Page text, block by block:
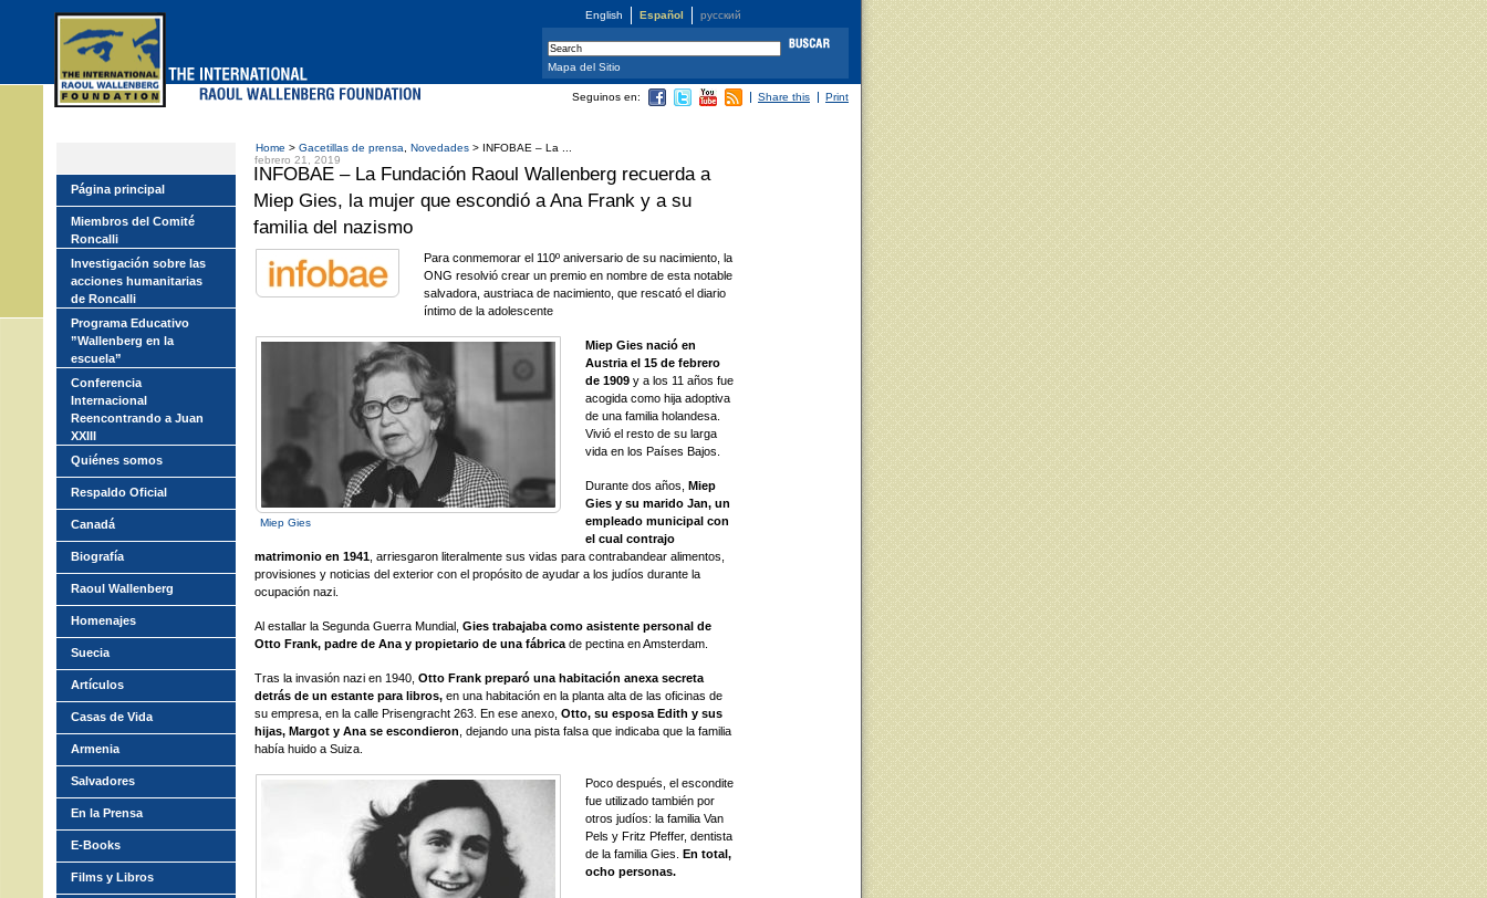
English Español русский
Home > Gacetillas de prensa Novedades > INFOBAE – La ...
febrero 21, 2019
INFOBAE – La Fundación Raoul Wallenberg recuerda a
Miep Gies, la mujer que escondió a Ana Frank y a su
familia del nazismo
Para conmemorar el 110º aniversario de su nacimiento, la
ONG resolvió crear un premio en nombre de esta notable
salvadora, austriaca de nacimiento, que rescató el diario
íntimo de la adolescente
Miep Gies
Miep Gies nació en
Austria el 15 de febrero
de 1909 y a los 11 años fue
acogida como hija adoptiva
de una familia holandesa.
Vivió el resto de su larga
vida en los Países Bajos.
Durante dos años, Miep
Gies y su marido Jan, un
empleado municipal con
el cual contrajo
matrimonio en 1941 , arriesgaron literalmente sus vidas para contrabandear alimentos,
provisiones y noticias del exterior con el propósito de ayudar a los judíos durante la
ocupación nazi.
Al estallar la Segunda Guerra Mundial, Gies trabajaba como asistente personal de
Otto Frank, padre de Ana y propietario de una fábrica de pectina en Amsterdam.
Tras la invasión nazi en 1940, Otto Frank preparó una habitación anexa secreta
detrás de un estante para libros, en una habitación en la planta alta de las oficinas de
su empresa, en la calle Prisengracht 263. En ese anexo, Otto, su esposa Edith y sus
hijas, Margot y Ana se escondieron , dejando una pista falsa que indicaba que la familia
había huido a Suiza.
Poco después, el escondite
fue utilizado también por
otros judíos: la familia Van
Pels y Fritz Pfeffer, dentista
de la familia Gies. En total,
ocho personas.
Seguinos en: Share this Print
Página principal
Miembros del Comité
Roncalli
Investigación sobre las
acciones humanitarias
de Roncalli
Programa Educativo
”Wallenberg en la
escuela”
Conferencia
Internacional
Reencontrando a Juan
XXIII
Quiénes somos
Respaldo Oficial
Canadá
Biografía
Raoul Wallenberg
Homenajes
Suecia
Artículos
Casas de Vida
Armenia
Salvadores
En la Prensa
E-Books
Films y Libros
Mapa del Sitio